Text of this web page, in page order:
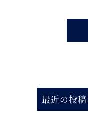
最近の投稿